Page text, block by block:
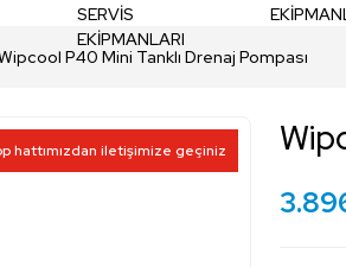
P40 Mini Tanklı Drenaj Pompası
hattımızdan iletişimize geçiniz